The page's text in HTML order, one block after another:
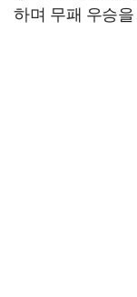
하며 무패 우승